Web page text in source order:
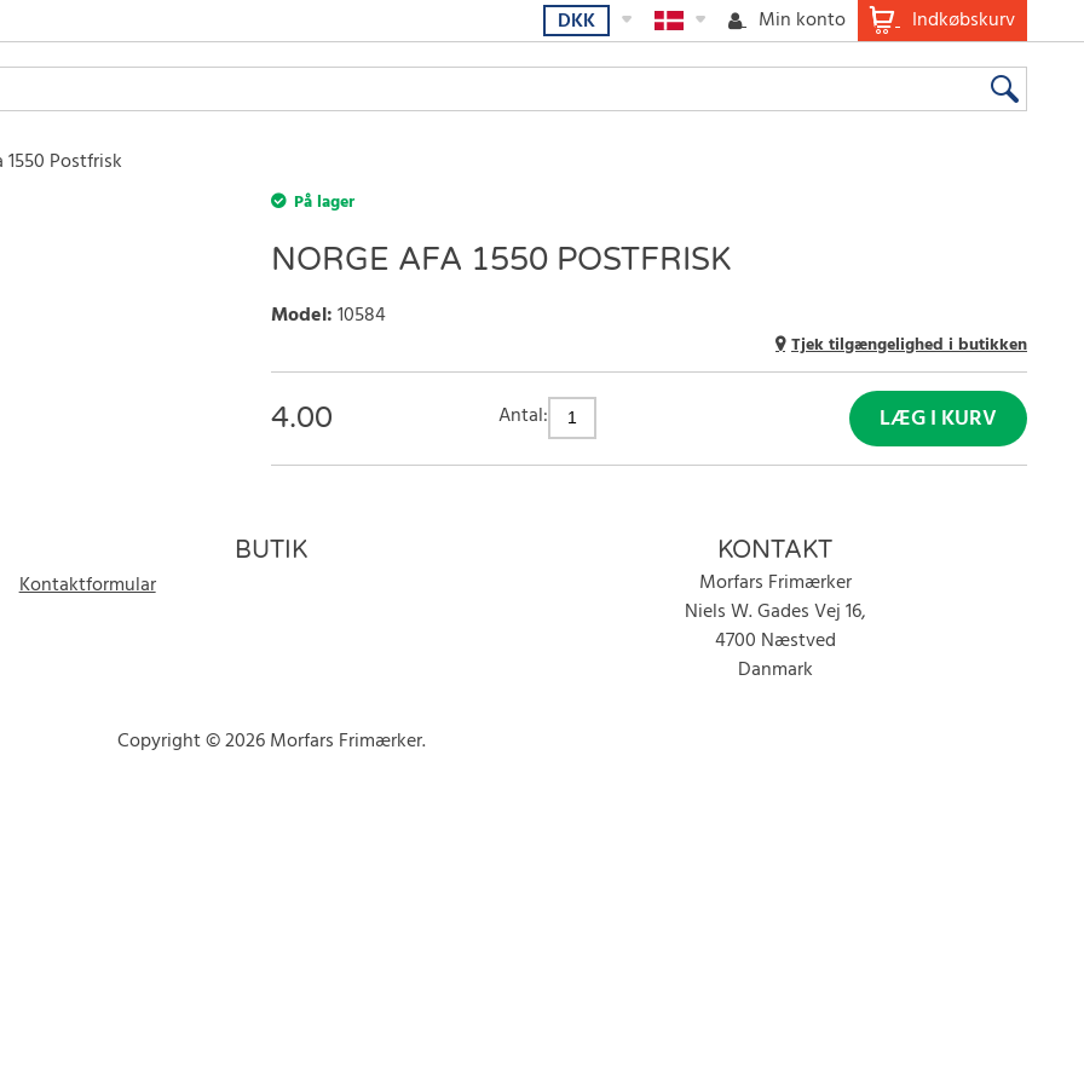
Indkøbskurv
Min konto
DKK
Postfrisk
På lager
NORGE AFA 1550 POSTFRISK
Model:10584
Tjek tilgængelighed i butikken
4.00 Antal: LÆG I KURV
BUTIK
Kontaktformular
KONTAKT
Morfars Frimærker
Niels W. Gades Vej 16,
4700 Næstved
Danmark
Copyright © 2026 Morfars Frimærker.